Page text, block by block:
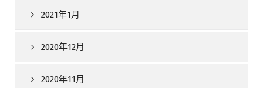
2021年1月
2020年12月
2020年11月